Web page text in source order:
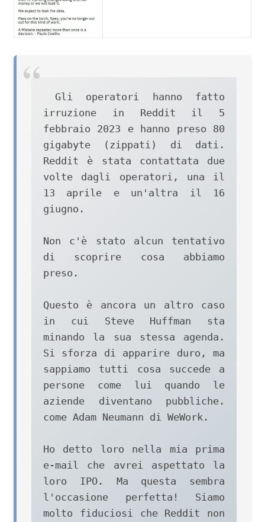
Gli operatori hanno fatto
irruzione in Reddit il 5
febbraio 2023 e hanno preso 80
gigabyte (zippati) di dati.
Reddit è stata contattata due
volte dagli operatori, una il
13 aprile e un'altra il 16
giugno.
Non c'è stato alcun tentativo
di scoprire cosa abbiamo
preso.
Questo è ancora un altro caso
in cui Steve Huffman sta
minando la sua stessa agenda.
Si sforza di apparire duro, ma
sappiamo tutti cosa succede a
persone come lui quando le
aziende diventano pubbliche.
come Adam Neumann di WeWork.
Ho detto loro nella mia prima
e-mail che avrei aspettato la
loro IPO. Ma questa sembra
l'occasione perfetta! Siamo
molto fiduciosi che Reddit non